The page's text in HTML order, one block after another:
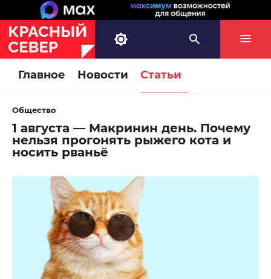
Главное Новости Статьи
Общество
1 августа — Макринин день. Почему
нельзя прогонять рыжего кота и
носить рваньё